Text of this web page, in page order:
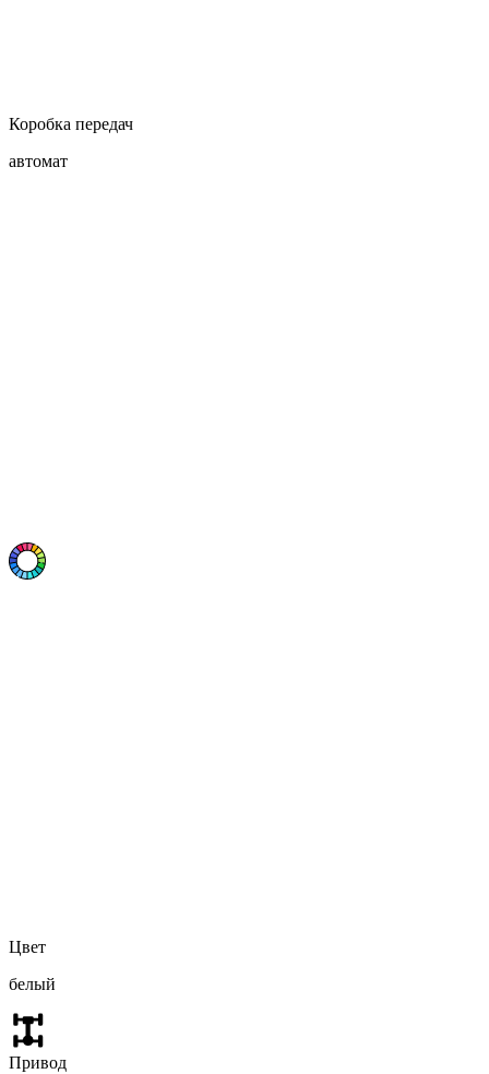
Коробка передач
автомат
Цвет
белый
Привод